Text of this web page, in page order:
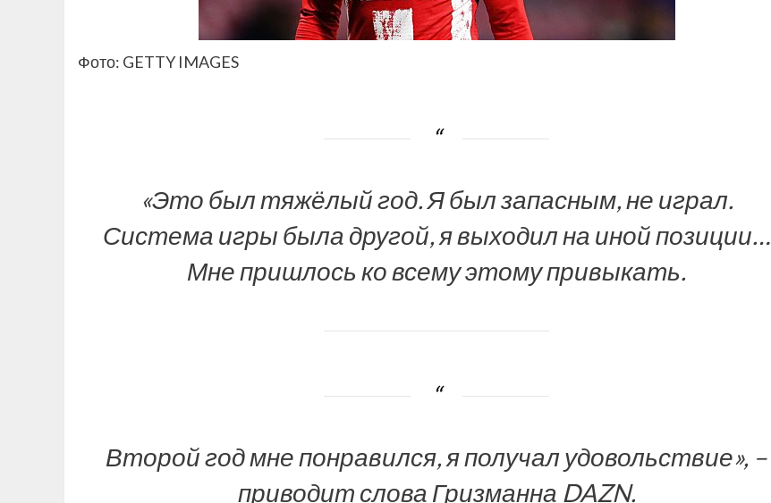
Фото: GETTY IMAGES
«Это был тяжёлый год. Я был запасным, не играл.
Система игры была другой, я выходил на иной позиции…
Мне пришлось ко всему этому привыкать.
Второй год мне понравился, я получал удовольствие», –
приводит слова Гризманна DAZN.